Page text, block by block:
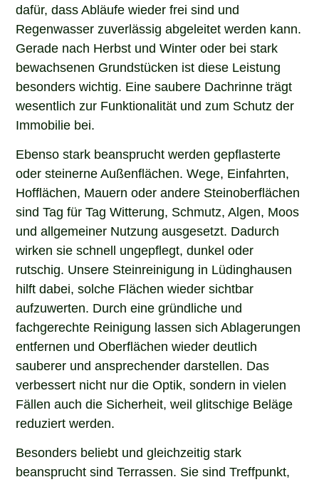
dafür, dass Abläufe wieder frei sind und
Regenwasser zuverlässig abgeleitet werden kann.
Gerade nach Herbst und Winter oder bei stark
bewachsenen Grundstücken ist diese Leistung
besonders wichtig. Eine saubere Dachrinne trägt
wesentlich zur Funktionalität und zum Schutz der
Immobilie bei.
Ebenso stark beansprucht werden gepflasterte
oder steinerne Außenflächen. Wege, Einfahrten,
Hofflächen, Mauern oder andere Steinoberflächen
sind Tag für Tag Witterung, Schmutz, Algen, Moos
und allgemeiner Nutzung ausgesetzt. Dadurch
wirken sie schnell ungepflegt, dunkel oder
rutschig. Unsere Steinreinigung in Lüdinghausen
hilft dabei, solche Flächen wieder sichtbar
aufzuwerten. Durch eine gründliche und
fachgerechte Reinigung lassen sich Ablagerungen
entfernen und Oberflächen wieder deutlich
sauberer und ansprechender darstellen. Das
verbessert nicht nur die Optik, sondern in vielen
Fällen auch die Sicherheit, weil glitschige Beläge
reduziert werden.
Besonders beliebt und gleichzeitig stark
beansprucht sind Terrassen. Sie sind Treffpunkt,